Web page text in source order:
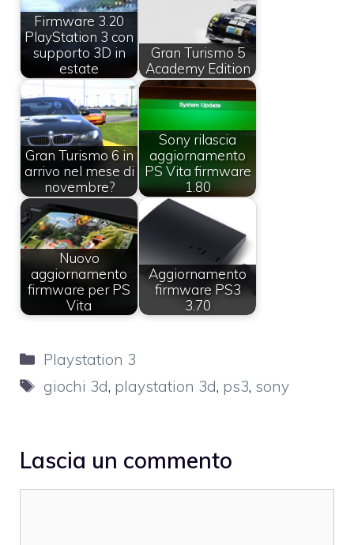
Firmware 3.20
PlayStation 3 con
supporto 3D in
estate
Gran Turismo 5
Academy Edition
Gran Turismo 6 in
arrivo nel mese di
novembre?
Sony rilascia
aggiornamento
PS Vita firmware
1.80
Nuovo
aggiornamento
firmware per PS
Vita
Aggiornamento
firmware PS3
3.70
Categorie
Playstation 3
Tag
giochi 3d, playstation 3d, ps3, sony
Lascia un commento